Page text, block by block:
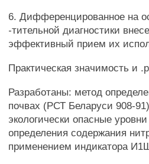
6. Дифференцированное на
-тительной диагностики
эффективный прием их
Практическая значимость и
Разработаны: метод
почвах (РСТ Беларуси 908-
экологически опасные
определения содержания
применением индикатора